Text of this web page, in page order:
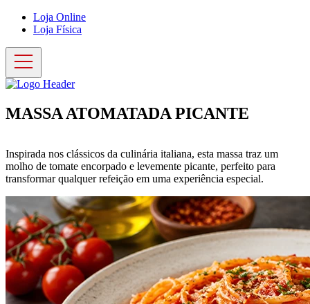
Loja Online
Loja Física
MASSA ATOMATADA PICANTE
Inspirada nos clássicos da culinária italiana, esta massa traz um
molho de tomate encorpado e levemente picante, perfeito para
transformar qualquer refeição em uma experiência especial.